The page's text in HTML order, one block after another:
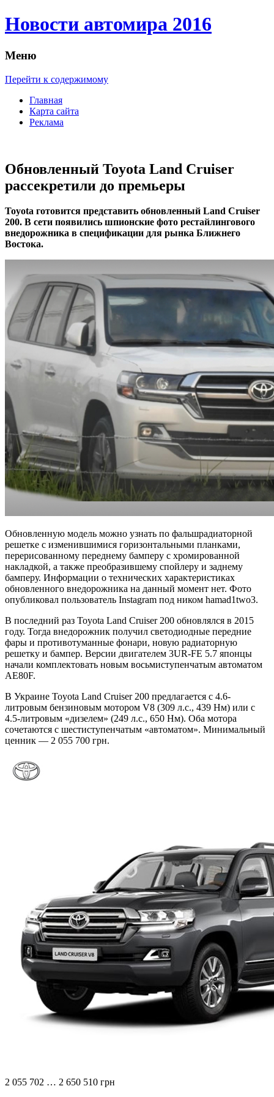
Новости автомира 2016
Меню
Перейти к содержимому
Главная
Карта сайта
Реклама
Обновленный Toyota Land Cruiser
рассекретили до премьеры
Toyota гoтoвится прeдстaвить обновленный Land Cruiser
200. В сети появились шпионские фото рестайлингового
внедорожника в спецификации для рынка Ближнего
Востока.
Обновленную модель можно узнать по фальшрадиаторной
решетке с изменившимися горизонтальными планками,
перерисованному переднему бамперу с хромированной
накладкой, а также преобразившему спойлеру и заднему
бамперу. Информации о технических характеристиках
обновленного внедорожника на данный момент нет. Фото
опубликовал пользователь Instagram под ником hamad1two3.
В последний раз Toyota Land Cruiser 200 обновлялся в 2015
году. Тогда внедорожник получил светодиодные передние
фары и противотуманные фонари, новую радиаторную
решетку и бампер. Версии двигателем 3UR-FE 5.7 японцы
начали комплектовать новым восьмиступенчатым автоматом
AE80F.
В Украине Toyota Land Cruiser 200 предлагается с 4.6-
литровым бензиновым мотором V8 (309 л.с., 439 Нм) или с
4.5-литровым «дизелем» (249 л.с., 650 Нм). Оба мотора
сочетаются с шестиступенчатым «автоматом». Минимальный
ценник — 2 055 700 грн.
2 055 702 … 2 650 510 грн